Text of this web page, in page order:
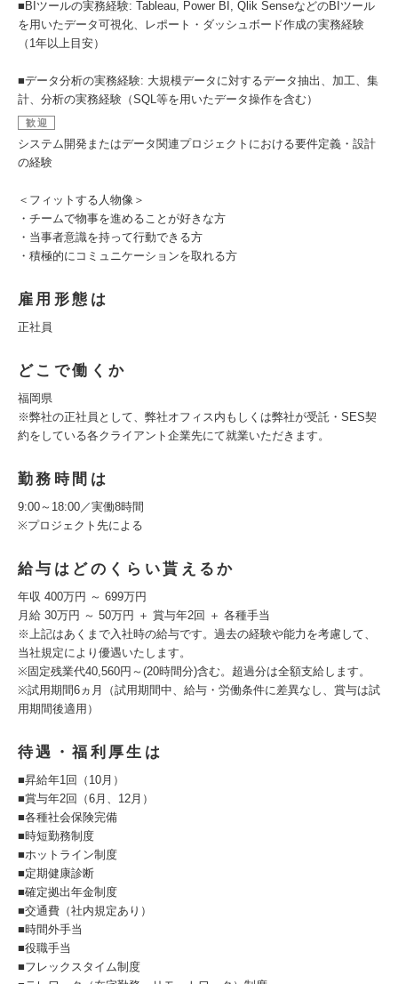
■BIツールの実務経験: Tableau, Power BI, Qlik SenseなどのBIツール
を用いたデータ可視化、レポート・ダッシュボード作成の実務経験
（1年以上目安）
■データ分析の実務経験: 大規模データに対するデータ抽出、加工、集
計、分析の実務経験（SQL等を用いたデータ操作を含む）
歓迎
システム開発またはデータ関連プロジェクトにおける要件定義・設計
の経験
＜フィットする人物像＞
・チームで物事を進めることが好きな方
・当事者意識を持って行動できる方
・積極的にコミュニケーションを取れる方
雇用形態は
正社員
どこで働くか
福岡県
※弊社の正社員として、弊社オフィス内もしくは弊社が受託・SES契
約をしている各クライアント企業先にて就業いただきます。
勤務時間は
9:00～18:00／実働8時間
※プロジェクト先による
給与はどのくらい貰えるか
年収 400万円 ～ 699万円
月給 30万円 ～ 50万円 ＋ 賞与年2回 ＋ 各種手当
※上記はあくまで入社時の給与です。過去の経験や能力を考慮して、
当社規定により優遇いたします。
※固定残業代40,560円～(20時間分)含む。超過分は全額支給します。
※試用期間6ヵ月（試用期間中、給与・労働条件に差異なし、賞与は試
用期間後適用）
待遇・福利厚生は
■昇給年1回（10月）
■賞与年2回（6月、12月）
■各種社会保険完備
■時短勤務制度
■ホットライン制度
■定期健康診断
■確定拠出年金制度
■交通費（社内規定あり）
■時間外手当
■役職手当
■フレックスタイム制度